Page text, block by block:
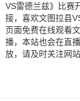
VS雷德兰兹》比赛
接，喜欢文图拉县
页面免费在线观看
播，本站也会在直
放，请及时关注网